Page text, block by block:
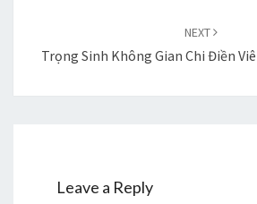
NEXT
Trọng Sinh Không Gian Chi Điền
Leave a Reply